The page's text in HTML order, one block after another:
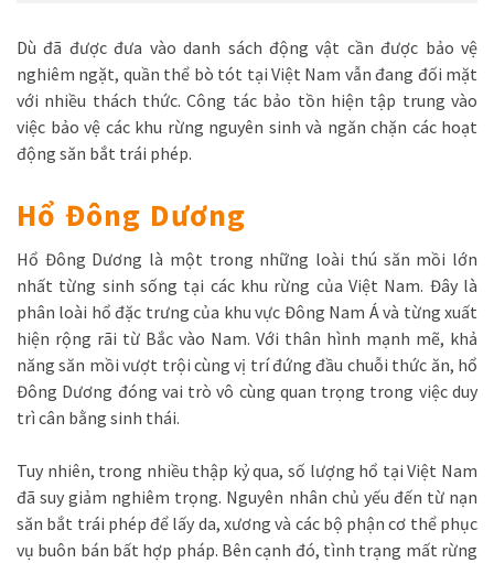
Dù đã được đưa vào danh sách động vật cần được bảo vệ
nghiêm ngặt, quần thể bò tót tại Việt Nam vẫn đang đối mặt
với nhiều thách thức. Công tác bảo tồn hiện tập trung vào
việc bảo vệ các khu rừng nguyên sinh và ngăn chặn các hoạt
động săn bắt trái phép.
Hổ Đông Dương
Hổ Đông Dương là một trong những loài thú săn mồi lớn
nhất từng sinh sống tại các khu rừng của Việt Nam. Đây là
phân loài hổ đặc trưng của khu vực Đông Nam Á và từng xuất
hiện rộng rãi từ Bắc vào Nam. Với thân hình mạnh mẽ, khả
năng săn mồi vượt trội cùng vị trí đứng đầu chuỗi thức ăn, hổ
Đông Dương đóng vai trò vô cùng quan trọng trong việc duy
trì cân bằng sinh thái.
Tuy nhiên, trong nhiều thập kỷ qua, số lượng hổ tại Việt Nam
đã suy giảm nghiêm trọng. Nguyên nhân chủ yếu đến từ nạn
săn bắt trái phép để lấy da, xương và các bộ phận cơ thể phục
vụ buôn bán bất hợp pháp. Bên cạnh đó, tình trạng mất rừng